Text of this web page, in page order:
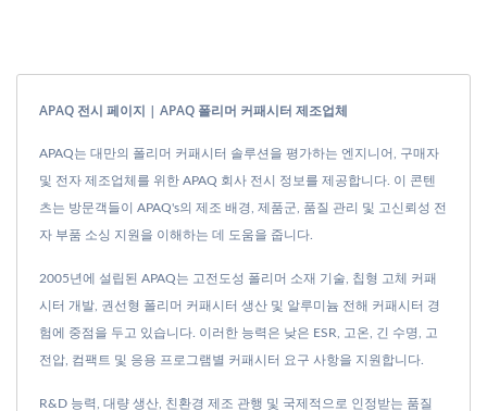
APAQ 전시 페이지 | APAQ 폴리머 커패시터 제조업체
APAQ는 대만의 폴리머 커패시터 솔루션을 평가하는 엔지니어, 구매자
및 전자 제조업체를 위한 APAQ 회사 전시 정보를 제공합니다. 이 콘텐
츠는 방문객들이 APAQ's의 제조 배경, 제품군, 품질 관리 및 고신뢰성 전
자 부품 소싱 지원을 이해하는 데 도움을 줍니다.
2005년에 설립된 APAQ는 고전도성 폴리머 소재 기술, 칩형 고체 커패
시터 개발, 권선형 폴리머 커패시터 생산 및 알루미늄 전해 커패시터 경
험에 중점을 두고 있습니다. 이러한 능력은 낮은 ESR, 고온, 긴 수명, 고
전압, 컴팩트 및 응용 프로그램별 커패시터 요구 사항을 지원합니다.
R&D 능력, 대량 생산, 친환경 제조 관행 및 국제적으로 인정받는 품질